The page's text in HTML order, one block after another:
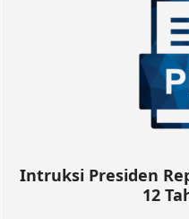
Intruksi Presiden
12